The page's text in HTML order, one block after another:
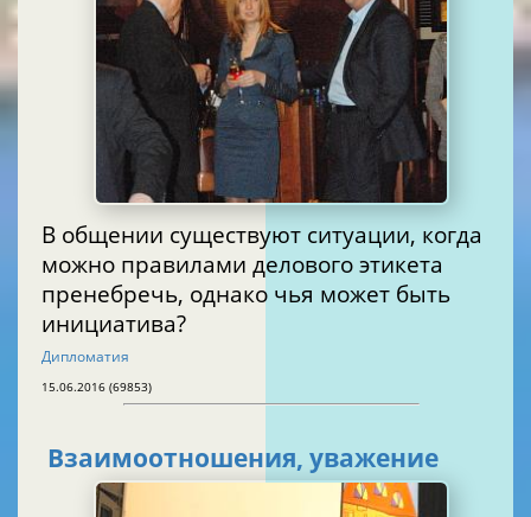
В общении существуют ситуации, когда
можно правилами делового этикета
пренебречь, однако чья может быть
инициатива?
Дипломатия
15.06.2016 (69853)
Взаимоотношения, уважение